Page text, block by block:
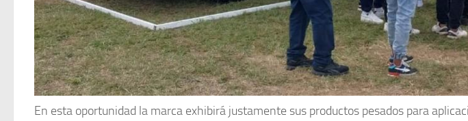
En esta oportunidad la marca exhibirá justamente sus productos pesados para